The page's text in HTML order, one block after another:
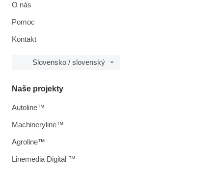
O nás
Pomoc
Kontakt
Slovensko / slovenský
Naše projekty
Autoline™
Machineryline™
Agroline™
Linemedia Digital ™